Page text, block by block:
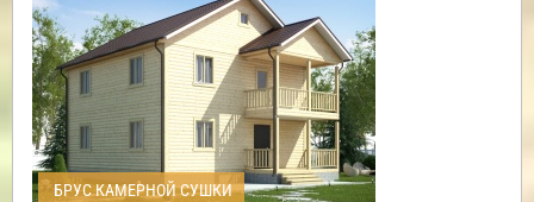
БРУС КАМЕРНОЙ СУШКИ